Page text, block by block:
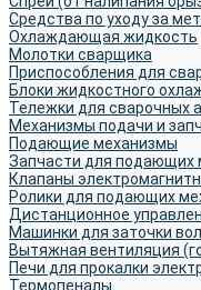
Средства по уходу за
Охлаждающая жидкость
Молотки сварщика
Приспособления для
Блоки жидкостного
Тележки для сварочных
Механизмы подачи и
Подающие механизмы
Запчасти для подающих
Клапаны
Ролики для подающих
Дистанционное
Машинки для заточки
Вытяжная вентиляция
Печи для прокалки
Термопеналы